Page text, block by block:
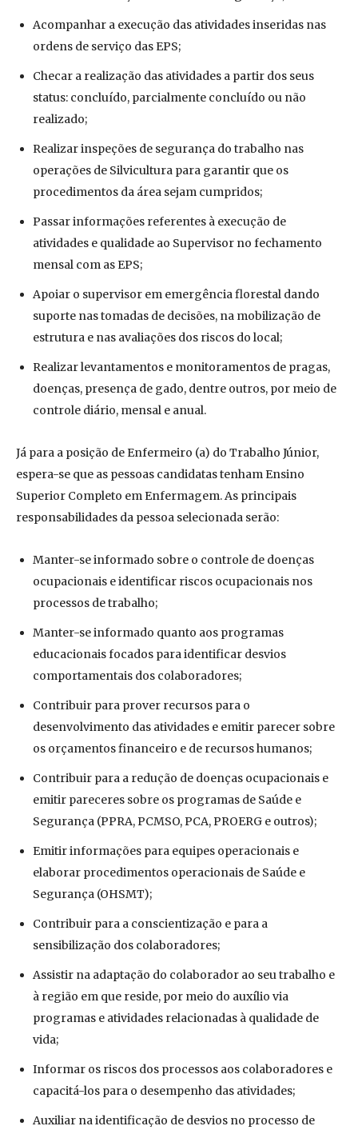
Acompanhar a execução das atividades inseridas nas
ordens de serviço das EPS;
Checar a realização das atividades a partir dos seus
status: concluído, parcialmente concluído ou não
realizado;
Realizar inspeções de segurança do trabalho nas
operações de Silvicultura para garantir que os
procedimentos da área sejam cumpridos;
Passar informações referentes à execução de
atividades e qualidade ao Supervisor no fechamento
mensal com as EPS;
Apoiar o supervisor em emergência florestal dando
suporte nas tomadas de decisões, na mobilização de
estrutura e nas avaliações dos riscos do local;
Realizar levantamentos e monitoramentos de pragas,
doenças, presença de gado, dentre outros, por meio de
controle diário, mensal e anual.
Já para a posição de Enfermeiro (a) do Trabalho Júnior,
espera-se que as pessoas candidatas tenham Ensino
Superior Completo em Enfermagem. As principais
responsabilidades da pessoa selecionada serão:
Manter-se informado sobre o controle de doenças
ocupacionais e identificar riscos ocupacionais nos
processos de trabalho;
Manter-se informado quanto aos programas
educacionais focados para identificar desvios
comportamentais dos colaboradores;
Contribuir para prover recursos para o
desenvolvimento das atividades e emitir parecer sobre
os orçamentos financeiro e de recursos humanos;
Contribuir para a redução de doenças ocupacionais e
emitir pareceres sobre os programas de Saúde e
Segurança (PPRA, PCMSO, PCA, PROERG e outros);
Emitir informações para equipes operacionais e
elaborar procedimentos operacionais de Saúde e
Segurança (OHSMT);
Contribuir para a conscientização e para a
sensibilização dos colaboradores;
Assistir na adaptação do colaborador ao seu trabalho e
à região em que reside, por meio do auxílio via
programas e atividades relacionadas à qualidade de
vida;
Informar os riscos dos processos aos colaboradores e
capacitá-los para o desempenho das atividades;
Auxiliar na identificação de desvios no processo de